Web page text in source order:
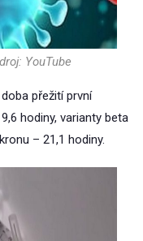
YouTube
přežití první
hodiny, varianty beta
– 21,1 hodiny.